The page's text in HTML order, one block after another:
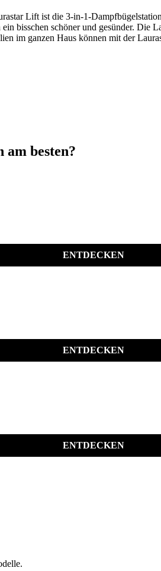
Lift ist die 3-in-1-
bisschen schöner und gesünder.
im ganzen Haus können mit der
besten?
ENTDECKEN
ENTDECKEN
ENTDECKEN